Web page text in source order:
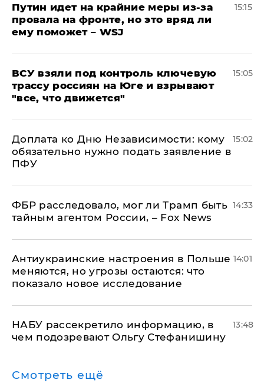
Путин идет на крайние меры из-за
провала на фронте, но это вряд ли
ему поможет – WSJ
15:15
ВСУ взяли под контроль ключевую
трассу россиян на Юге и взрывают
"все, что движется"
15:05
Доплата ко Дню Независимости: кому
обязательно нужно подать заявление в
ПФУ
15:02
ФБР расследовало, мог ли Трамп быть
тайным агентом России, – Fox News
14:33
Антиукраинские настроения в Польше
меняются, но угрозы остаются: что
показало новое исследование
14:01
НАБУ рассекретило информацию, в
чем подозревают Ольгу Стефанишину
13:48
Смотреть ещё